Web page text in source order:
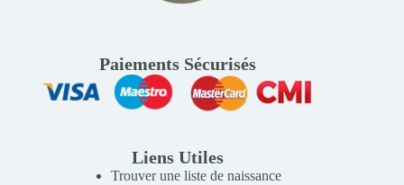
Paiements Sécurisés
Liens Utiles
Trouver une liste de naissance